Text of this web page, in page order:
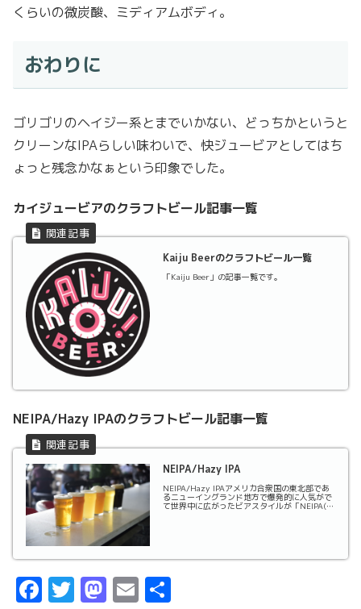
くらいの微炭酸、ミディアムボディ。
おわりに
ゴリゴリのヘイジー系とまでいかない、どっちかというと
クリーンなIPAらしい味わいで、快ジュービアとしてはち
ょっと残念かなぁという印象でした。
カイジュービアのクラフトビール記事一覧
Kaiju Beerのクラフトビール一覧
「Kaiju Beer」の記事一覧です。
NEIPA/Hazy IPAのクラフトビール記事一覧
NEIPA/Hazy IPA
NEIPA/Hazy IPAアメリカ合衆国の東北部であ
るニューイングランド地方で爆発的に人気がで
て世界中に広がったビアスタイルが「NEIPA(ニ
F T M E